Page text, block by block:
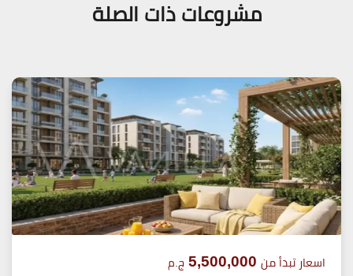
مشروعات ذات الصلة
اسعار تبدأ من 5,500,000 ج.م